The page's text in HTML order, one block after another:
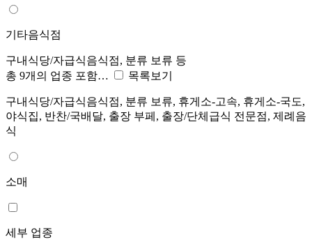
기타음식점
구내식당/자급식음식점, 분류 보류 등
총 9개의 업종 포함…
목록보기
구내식당/자급식음식점, 분류 보류, 휴게소-고속, 휴게소-국도,
야식집, 반찬/국배달, 출장 부페, 출장/단체급식 전문점, 제례음
식
소매
세부 업종